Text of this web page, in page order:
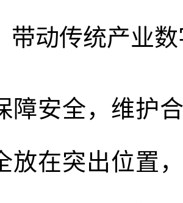
带动传统产业
障安全，维护
放在突出位置